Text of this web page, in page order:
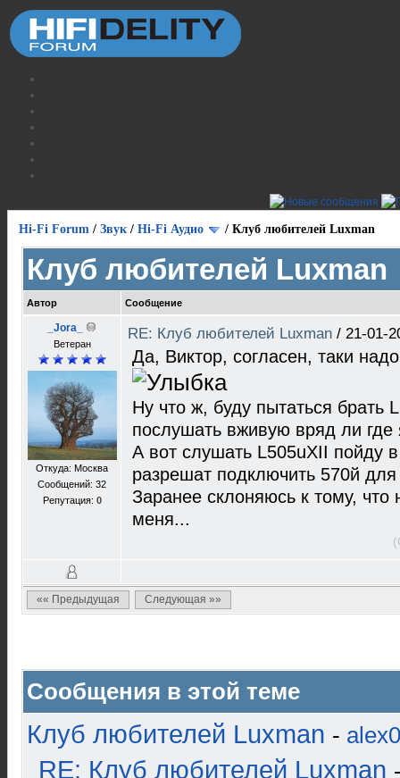
Hi-Fi Forum / Звук / Hi-Fi Аудио / Клуб любителей Luxman
Клуб любителей Luxman
Автор Сообщение
_Jora_
Ветеран
Откуда: Москва
Сообщений: 32
Репутация: 0
RE: Клуб любителей Luxman / 21-01-
Да, Виктор, согласен, таки
Ну что ж, буду пытаться брать
послушать вживую вряд ли где
А вот слушать L505uXII пойду
разрешат подключить 570й
Заранее склоняюсь к тому, что
меня...
«« Предыдущая Следующая »»
Сообщения в этой теме
Клуб любителей Luxman -
RE: Клуб любителей Luxman